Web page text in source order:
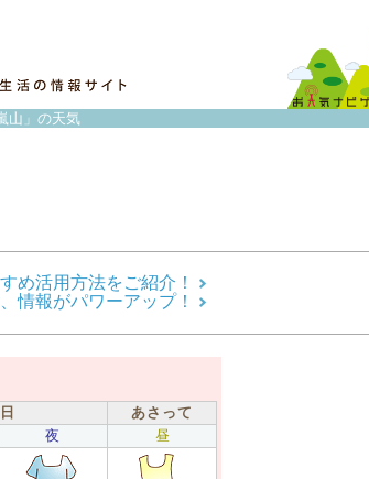
山」の天気
め活用方法をご紹介！
情報がパワーアップ！
あさって
夜 昼